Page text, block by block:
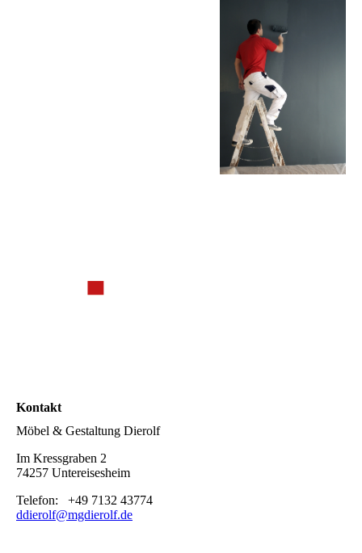
Kontakt
Möbel & Gestaltung Dierolf
Im Kressgraben 2
74257 Untereisesheim
Telefon: +49 7132 43774
ddierolf@mgdierolf.de